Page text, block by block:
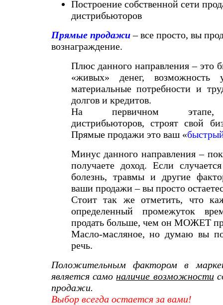
Построение собственной сети
дистрибьюторов
Прямые продажи– все просто, вы
вознаграждение.
Плюс данного направления – это
«живых» денег, возможность
материальные потребности и
долгов и кредитов.
На первичном этапе,
дистрибьюторов, строят свой
Прямые продажи это ваш «
Минус данного направления –
получаете доход. Если
болезнь, травмы и другие
ваши продажи – вы просто
Стоит так же отметить, что
определенный промежуток
продать больше, чем он МОЖЕТ
Масло-масляное, но думаю вы
речь.
Положительным фактором в
является само наличие возможности
продажи.
Выбор всегда остается за вами!